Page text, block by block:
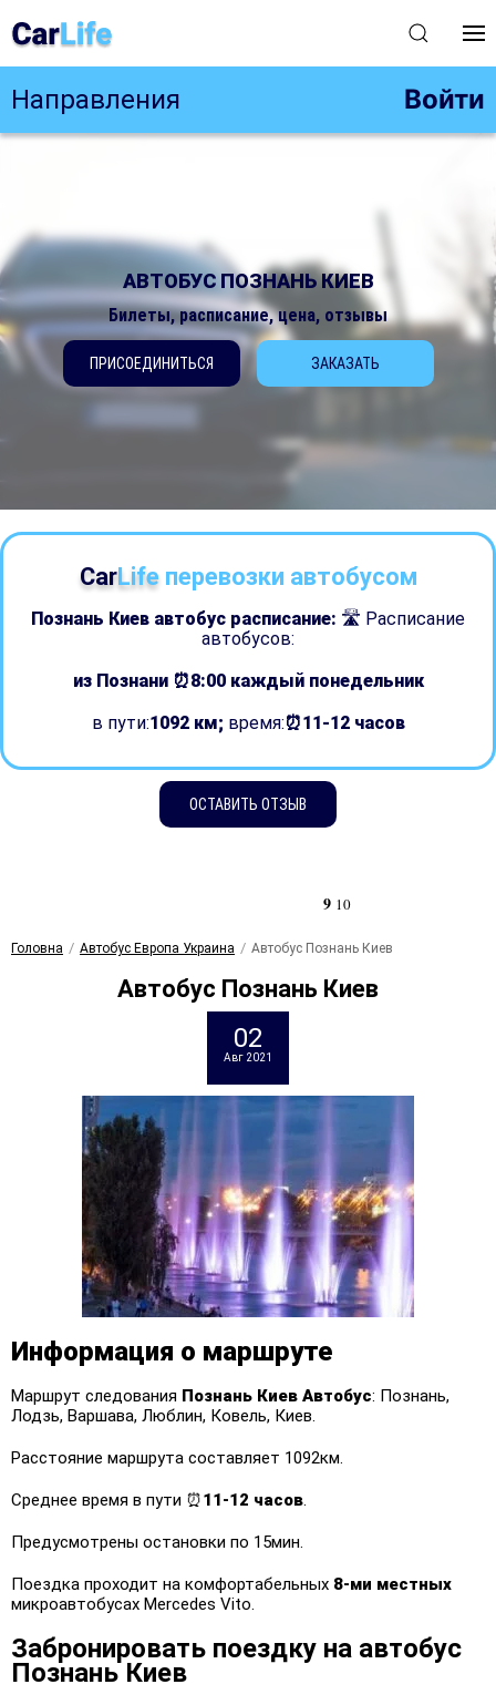
Направления Войти
АВТОБУС ПОЗНАНЬ КИЕВ
Билеты, расписание, цена, отзывы
ПРИСОЕДИНИТЬСЯ ЗАКАЗАТЬ
CarLifeперевозки автобусом
Познань Киев автобус расписание: 🛣 Расписание
автобусов:
из Познани ⏰8:00 каждый понедельник
в пути:1092 км; время:⏰11-12 часов
ОСТАВИТЬ ОТЗЫВ
9 10
Головна Автобус Европа Украина Автобус Познань Киев
Автобус Познань Киев
02
Авг 2021
Информация о маршруте
Маршрут следования Познань Киев Автобус: Познань,
Лодзь, Варшава, Люблин, Ковель, Киев.
Расстояние маршрута составляет 1092км.
Среднее время в пути ⏰11-12 часов.
Предусмотрены остановки по 15мин.
Поездка проходит на комфортабельных 8-ми местных
микроавтобусах Mercedes Vito.
Забронировать поездку на автобус
Познань Киев